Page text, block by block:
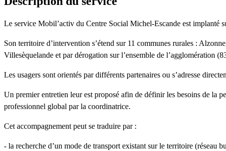
Le service Mobil’activ du Centre Social Michel-Escande est implanté
Son territoire d’intervention s’étend sur 11 communes rurales :
Villesèquelande et par dérogation sur l’ensemble de l’agglomération
Les usagers sont orientés par différents partenaires ou s’adresse
Un premier entretien leur est proposé afin de définir les besoins de la
professionnel global par la coordinatrice.
Cet accompagnement peut se traduire par :
- la recherche d’un mode de transport existant sur le territoire (réseau